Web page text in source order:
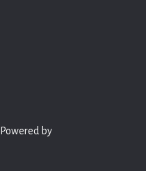
Powered by